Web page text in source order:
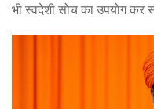
भी स्वदेशी सोच का उपयोग कर